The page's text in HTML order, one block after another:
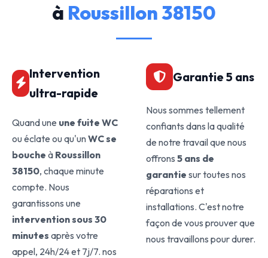
à Roussillon 38150
Intervention
ultra-rapide
Quand une une fuite WC
ou éclate ou qu'unWC se
bouche à Roussillon
38150, chaque minute
compte. Nous
garantissons une
intervention sous 30
minutes après votre
appel, 24h/24 et 7j/7. nos
Garantie 5 ans
Nous sommes tellement
confiants dans la qualité
de notre travail que nous
offrons 5 ans de
garantie sur toutes nos
réparations et
installations. C'est notre
façon de vous prouver que
nous travaillons pour durer.